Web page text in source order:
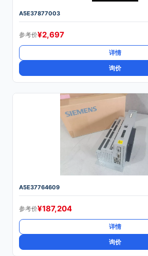
A5E37877003
参考价¥2,697
详情
询价
A5E37764609
参考价¥187,204
详情
询价